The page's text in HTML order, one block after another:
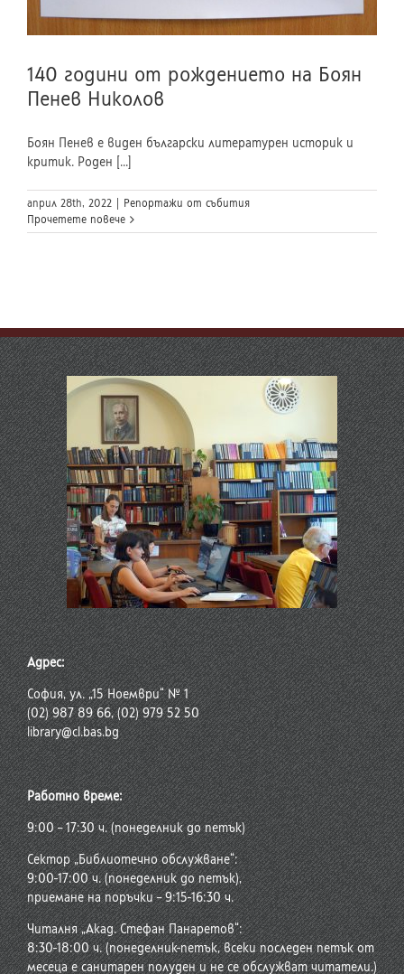
140 години от рождението на Боян
Пенев Николов
Боян Пенев е виден български литературен историк и
критик. Роден [...]
април 28th, 2022
Репортажи от събития
Прочетете повече
Адрес:
София, ул. „15 Ноември“ № 1
(02) 987 89 66, (02) 979 52 50
library@cl.bas.bg
Работно време:
9:00 – 17:30 ч. (понеделник до петък)
Сектор „Библиотечно обслужване“:
9:00-17:00 ч. (понеделник до петък),
приемане на поръчки – 9:15-16:30 ч.
Читалня „Акад. Стефан Панаретов“:
8:30-18:00 ч. (понеделник-петък, всеки последен петък от
месеца е санитарен полуден и не се обслужват читатели.)